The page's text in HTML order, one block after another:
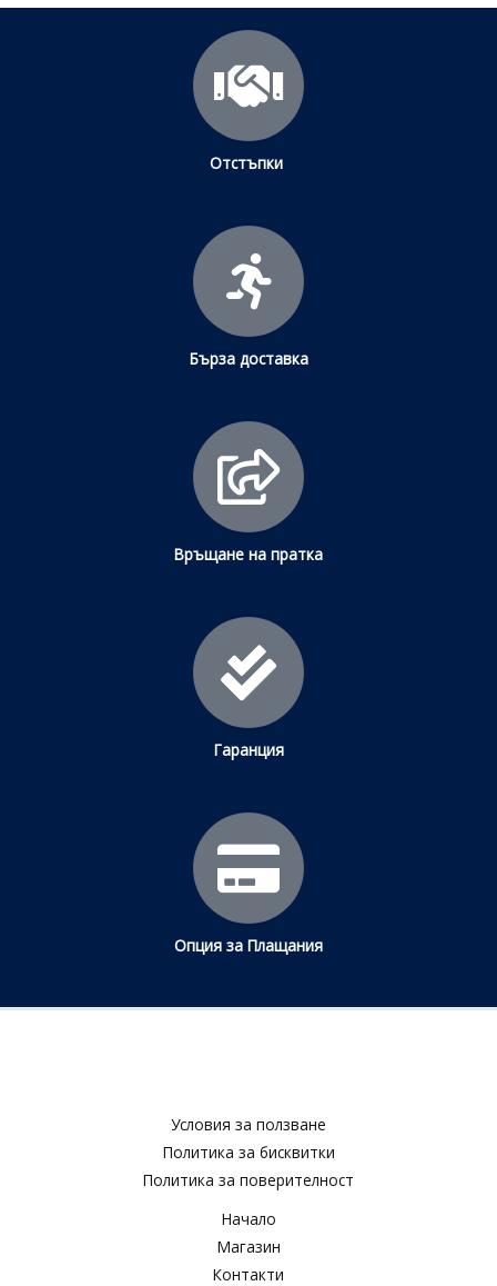
Отстъпки
Бърза доставка
Връщане на пратка
Гаранция
Опция за Плащания
Условия за ползване​
Политика за бисквитки​
Политика за поверителност​
Начало
Магазин
Контакти